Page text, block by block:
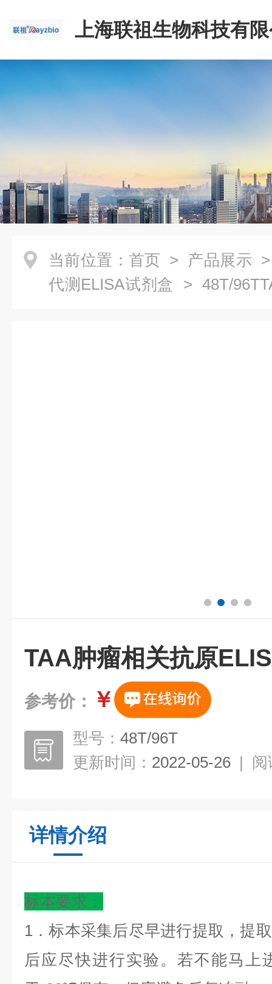
上海联祖生物科技有
当前位置： 首页 > 产品展示
代测ELISA试剂盒 > 48T/
TAA肿瘤相关抗原
参考价： ￥
型号： 48T/96T
更新时间： 2022-05-26 | 阅
详情介绍
标本要求：
1．标本采集后尽早进行提取，提
后应尽快进行实验。若不能马上